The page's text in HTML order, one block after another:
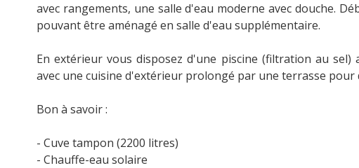
avec rangements, une salle d'eau moderne avec douche.
pouvant être aménagé en salle d'eau supplémentaire.
En extérieur vous disposez d'une piscine (filtration au sel)
avec une cuisine d'extérieur prolongé par une terrasse pour
Bon à savoir :
- Cuve tampon (2200 litres)
- Chauffe-eau solaire